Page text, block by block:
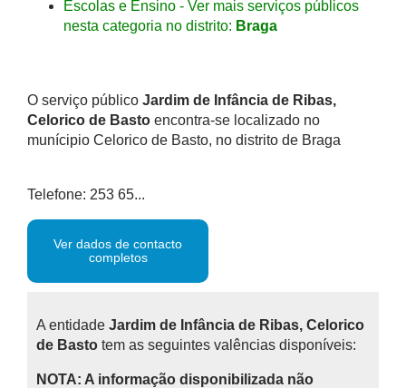
Escolas e Ensino - Ver mais serviços públicos
nesta categoria no distrito: Braga
O serviço público Jardim de Infância de Ribas,
Celorico de Basto encontra-se localizado no
munícipio Celorico de Basto, no distrito de Braga
Telefone: 253 65...
Ver dados de contacto
completos
A entidade Jardim de Infância de Ribas, Celorico
de Basto tem as seguintes valências disponíveis:
NOTA: A informação disponibilizada não